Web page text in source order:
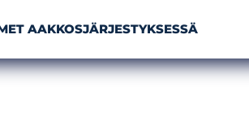
AAKKOSJÄRJESTYKSESSÄ